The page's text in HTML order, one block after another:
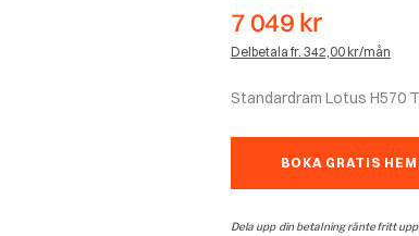
7 049 kr
Delbetala fr. 342,00 kr/mån
Standardram Lotus H570
BOKA GRATIS
Dela upp din betalning räntefritt